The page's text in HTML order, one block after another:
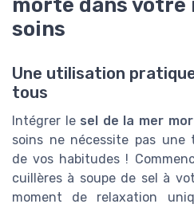
morte dans votre
soins
Une utilisation
tous
Intégrer le sel de la mer
soins ne nécessite pas une
de vos habitudes !
cuillères à soupe de sel à
moment de relaxation